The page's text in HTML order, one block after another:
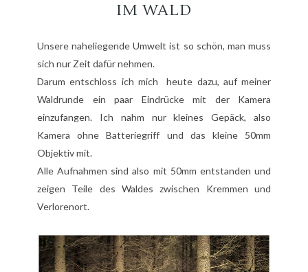
IM WALD
Unsere naheliegende Umwelt ist so schön, man muss
sich nur Zeit dafür nehmen.
Darum entschloss ich mich heute dazu, auf meiner
Waldrunde ein paar Eindrücke mit der Kamera
einzufangen. Ich nahm nur kleines Gepäck, also
Kamera ohne Batteriegriff und das kleine 50mm
Objektiv mit.
Alle Aufnahmen sind also mit 50mm entstanden und
zeigen Teile des Waldes zwischen Kremmen und
Verlorenort.